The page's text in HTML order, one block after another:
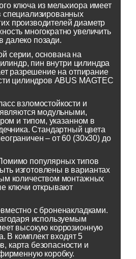
ключа из мельхиора имеет
специализированных
производителей диаметр
многократно увеличить
далеко позади.
серии, основана на
пин внутри цилиндра
разрешение на отпирание
цилиндров ABUS MAGTEC
взломостойкости и
модульными,
и типом, указанном в
Стандартный цвета
– от 60 (30x30) до
популярных типов
изготовлены в вариантах
количеством монтажных
ключи открывают
с броненакладками.
используемым
высокую коррозионную
В комплект входят 5
карта безопасности и
коробку.